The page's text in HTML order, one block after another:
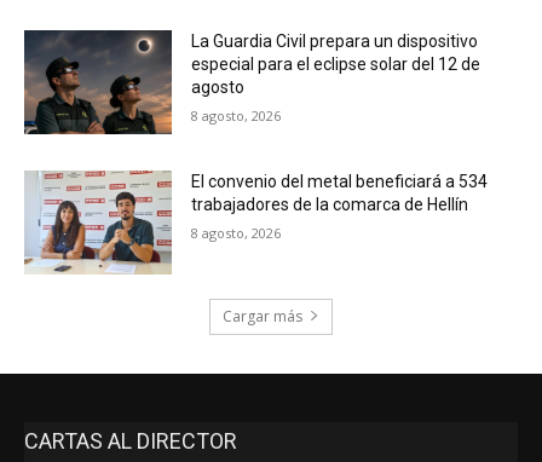
La Guardia Civil prepara un dispositivo
especial para el eclipse solar del 12 de
agosto
8 agosto, 2026
El convenio del metal beneficiará a 534
trabajadores de la comarca de Hellín
8 agosto, 2026
Cargar más
CARTAS AL DIRECTOR